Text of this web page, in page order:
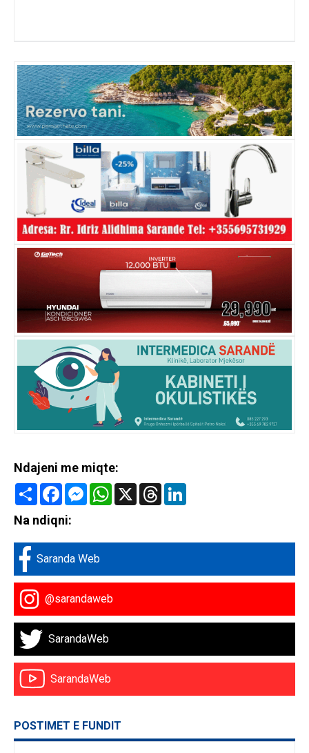
Ndajeni me miqte:
Share FacebookMessenger
WhatsApp
X Threads
Na ndiqni:
Saranda Web
@sarandaweb
SarandaWeb
SarandaWeb
POSTIMET E FUNDIT